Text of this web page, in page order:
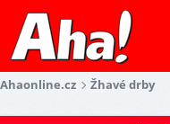
Ahaonline.cz Žhavé drby